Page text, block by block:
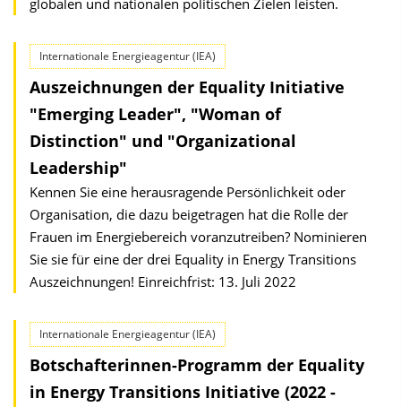
globalen und nationalen politischen Zielen leisten.
Internationale Energieagentur (IEA)
Auszeichnungen der Equality Initiative
"Emerging Leader", "Woman of
Distinction" und "Organizational
Leadership"
Kennen Sie eine herausragende Persönlichkeit oder
Organisation, die dazu beigetragen hat die Rolle der
Frauen im Energiebereich voranzutreiben? Nominieren
Sie sie für eine der drei Equality in Energy Transitions
Auszeichnungen! Einreichfrist: 13. Juli 2022
Internationale Energieagentur (IEA)
Botschafterinnen-Programm der Equality
in Energy Transitions Initiative (2022 -